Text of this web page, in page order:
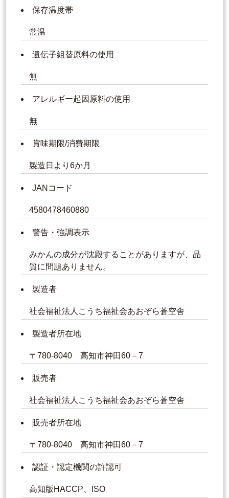
保存温度帯
常温
遺伝子組替原料の使用
無
アレルギー起因原料の使用
無
賞味期限/消費期限
製造日より6か月
JANコード
4580478460880
警告・強調表示
みかんの成分が沈殿することがありますが、品
質に問題ありません。
製造者
社会福祉法人こうち福祉会あおぞら蒼空舎
製造者所在地
〒780-8040 高知市神田60－7
販売者
社会福祉法人こうち福祉会あおぞら蒼空舎
販売者所在地
〒780-8040 高知市神田60－7
認証・認定機関の許認可
高知版HACCP、ISO